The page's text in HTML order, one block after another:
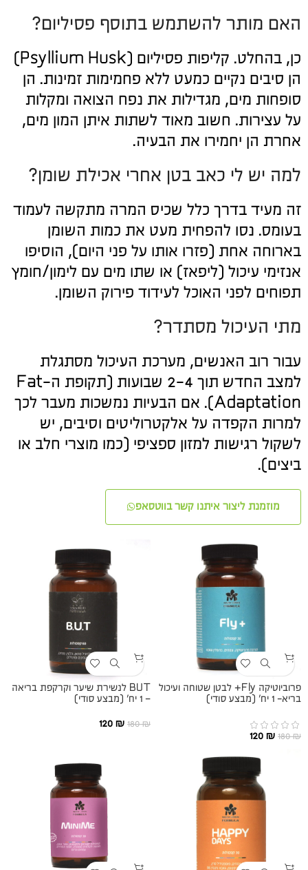
האם מותר להשתמש בתוסף פסיליום?
כן, בהחלט. קליפות פסיליום (Psyllium Husk)
הן סיבים נקיים כמעט ללא פחמימות זמינות. הן
סופחות מים, מגדילות את נפח הצואה ומקלות
על עצירות. חשוב מאוד לשתות איתן המון מים,
אחרת הן יחמירו את הבעיה.
למה יש לי כאב בטן אחרי אכילת שומן?
זה מעיד בדרך כלל שכיס המרה מתקשה לעמוד
בעומס. נסו להפחית מעט את כמות השומן
בארוחה אחת (פזרו אותו על פני היום), הוסיפו
אנזימי עיכול (ליפאז) או שתו מים עם לימון/חומץ
תפוחים לפני האוכל לעידוד פירוק השומן.
מתי העיכול מסתדר?
עבור רוב האנשים, מערכת העיכול מסתגלת
למצב החדש תוך 2-4 שבועות (תקופת ה-Fat
Adaptation). אם הבעיות נמשכות מעבר לכך
למרות הקפדה על אלקטרוליטים וסיבים, יש
לשקול רגישות למזון ספציפי (כמו מוצרי חלב או
ביצים).
מוזמנת ליצור איתנו קשר בווטסאפ
פרוביוטיקה Fly+ לבטן שטוחה ועיכול
בריא- 1 יח׳ (מבצע סודי)
180₪
120 ₪
BUT לנשירת שיער וקרקפת בריאה
– 1 יח׳ (מבצע סודי)
180₪
120 ₪